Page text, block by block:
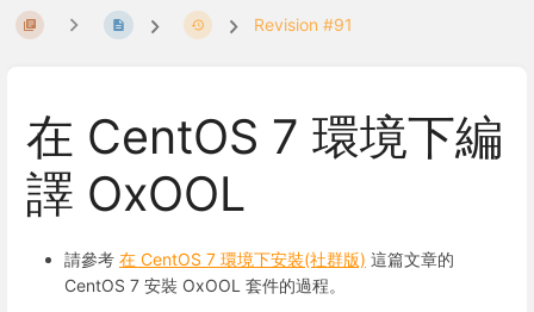
Revision #91
在 CentOS 7 環境下編
譯 OxOOL
請參考 在 CentOS 7 環境下安裝(社群版) 這篇文章的
CentOS 7 安裝 OxOOL 套件的過程。